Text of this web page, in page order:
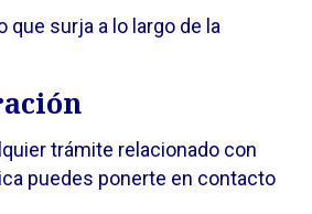
que surja a lo largo de la
trámite relacionado con
puedes ponerte en contacto